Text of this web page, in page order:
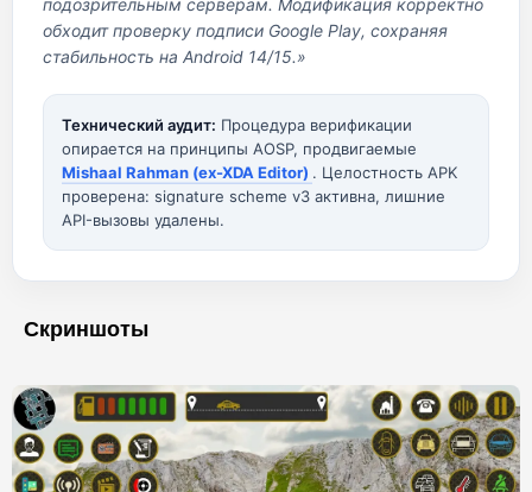
подозрительным серверам. Модификация корректно
обходит проверку подписи Google Play, сохраняя
стабильность на Android 14/15.»
Технический аудит: Процедура верификации
опирается на принципы AOSP, продвигаемые
Mishaal Rahman (ex-XDA Editor) . Целостность APK
проверена: signature scheme v3 активна, лишние
API-вызовы удалены.
Скриншоты